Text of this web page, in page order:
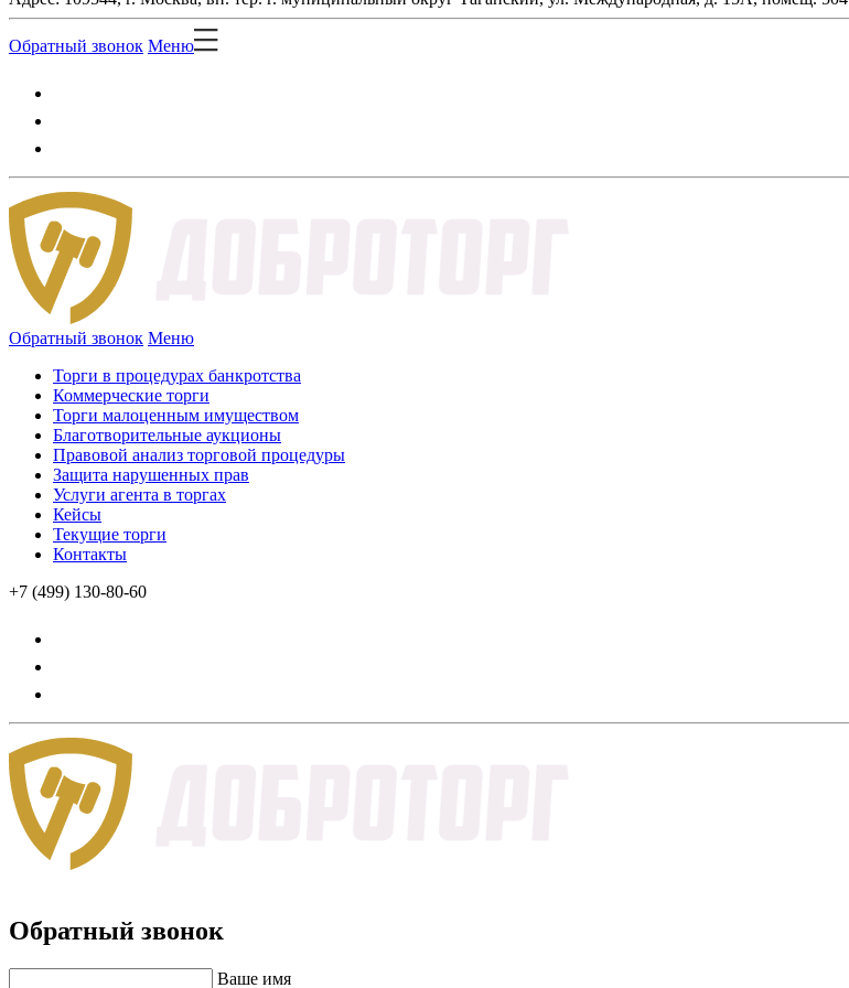
Обратный звонок Меню
Обратный звонок Меню
Торги в процедурах банкротства
Коммерческие торги
Торги малоценным имуществом
Благотворительные аукционы
Правовой анализ торговой процедуры
Защита нарушенных прав
Услуги агента в торгах
Кейсы
Текущие торги
Контакты
+7 (499) 130-80-60
Обратный звонок
Ваше имя